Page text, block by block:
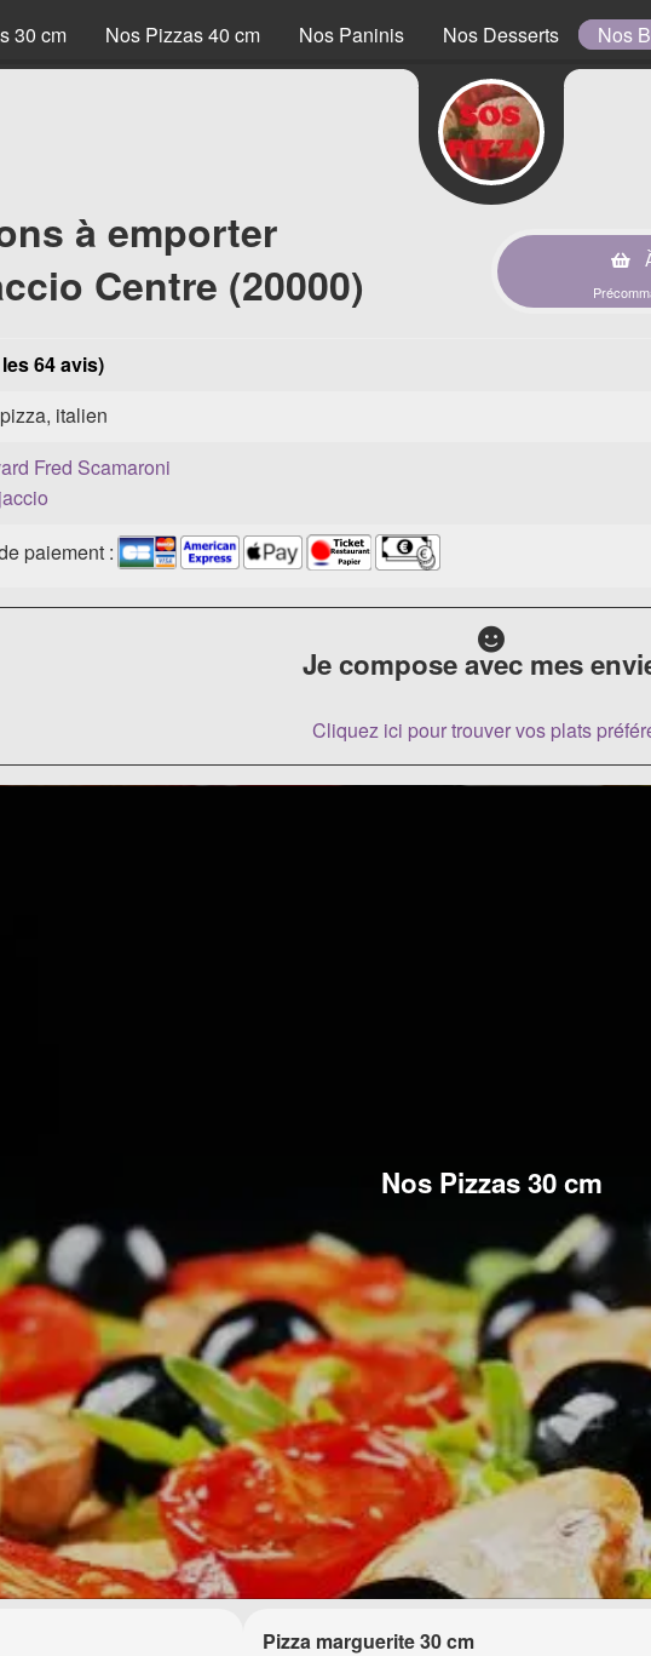
30 cm Nos Pizzas 40 cm Nos Paninis Nos Desserts Nos
à emporter
Centre (20000)
64 avis)
italien
Fred Scamaroni
paiement :
Je compose avec mes
Cliquez ici pour trouver vos plats
Nos Pizzas 30 cm
Pizza marguerite 30 cm